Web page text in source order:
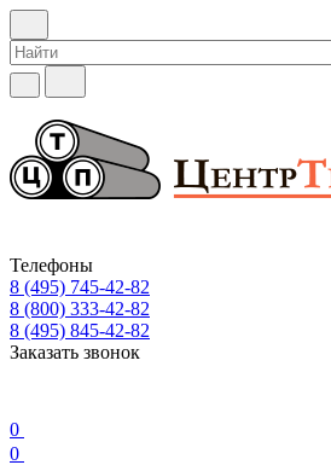
Телефоны
8 (495) 745-42-82
8 (800) 333-42-82
8 (495) 845-42-82
Заказать звонок
0
0